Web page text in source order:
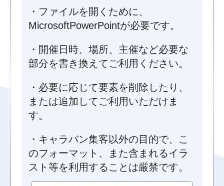
・ファイルを開くために、
MicrosoftPowerPointが必要です。
・開催日時、場所、主催など必要な
部分を書き換えてご利用ください。
・必要に応じて要素を削除したり、
または追加してご利用いただけま
す。
・キャラバン集客以外の目的で、こ
のフォーマット、また含まれるイラ
スト等を利用することは厳禁です。